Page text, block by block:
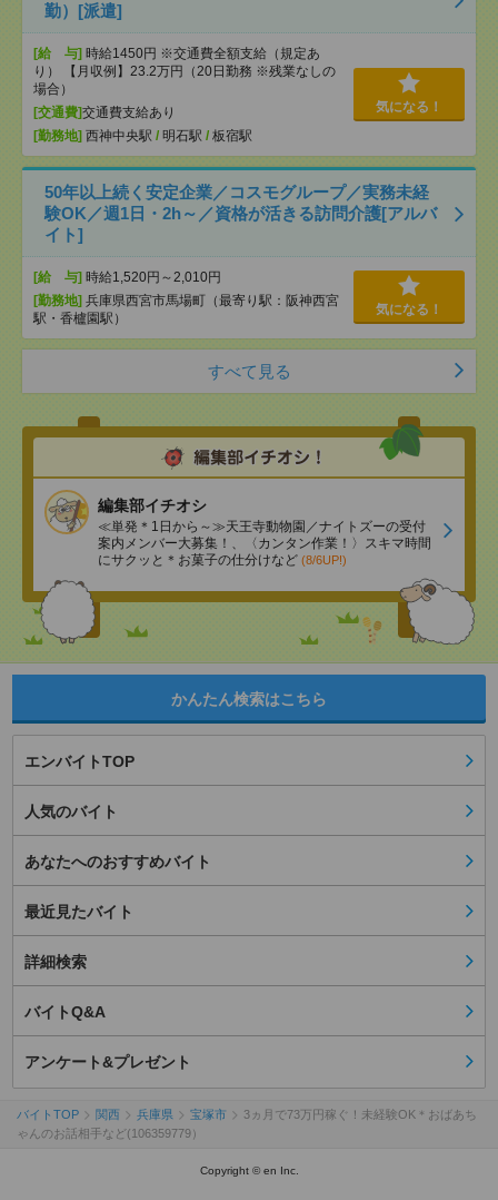
勤）[派遣]
[給 与] 時給1450円 ※交通費全額支給（規定あ
り） 【月収例】23.2万円（20日勤務 ※残業なしの
場合）
[交通費]交通費支給あり
[勤務地] 西神中央駅 / 明石駅 / 板宿駅
気になる！
50年以上続く安定企業／コスモグループ／実務未経
験OK／週1日・2h～／資格が活きる訪問介護[アルバ
イト]
[給 与] 時給1,520円～2,010円
[勤務地] 兵庫県西宮市馬場町（最寄り駅：阪神西宮
駅・香櫨園駅）
気になる！
すべて見る
編集部イチオシ
≪単発＊1日から～≫天王寺動物園／ナイトズーの受付
案内メンバー大募集！、〈カンタン作業！〉スキマ時間
にサクッと＊お菓子の仕分けなど (8/6UP!)
かんたん検索はこちら
エンバイトTOP
人気のバイト
あなたへのおすすめバイト
最近見たバイト
詳細検索
バイトQ&A
アンケート&プレゼント
バイトTOP 関西 兵庫県 宝塚市
3ヵ月で73万円稼ぐ！未経験OK＊おばあち
ゃんのお話相手など(106359779）
Copyright © en Inc.